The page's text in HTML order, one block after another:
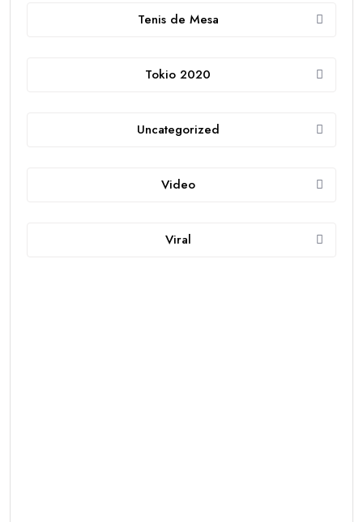
Tenis de Mesa
Tokio 2020
Uncategorized
Video
Viral